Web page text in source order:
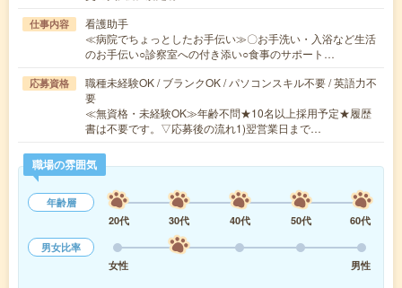
仕事内容
看護助手
≪病院でちょっとしたお手伝い≫〇お手洗い・入浴など生活
のお手伝い○診察室への付き添い○食事のサポート…
応募資格
職種未経験OK / ブランクOK / パソコンスキル不要 / 英語力不
要
≪無資格・未経験OK≫年齢不問★10名以上採用予定★履歴
書は不要です。▽応募後の流れ1)翌営業日まで…
職場の雰囲気
年齢層
20代
30代 40代 50代
60代
男女比率
女性
男性